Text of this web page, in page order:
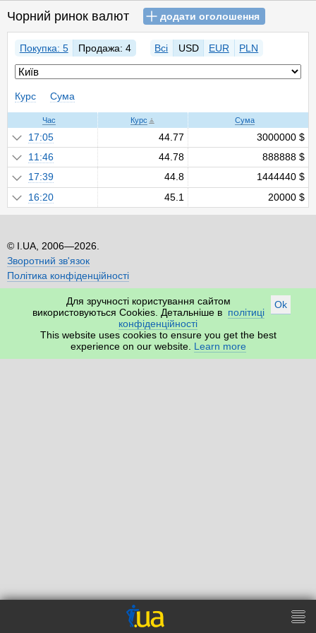
Чорний ринок валют додати оголошення
Покупка: 5 Продажа: 4 Всі USD EUR PLN
Курс Сума
Час Курс Сума
17:05 44.77
3000000 $
11:46
44.78
888888 $
17:39
44.8
1444440 $
16:20
45.1 20000 $
I.UA, 2006—2026.
Зворотний зв'язок
Політика конфіденційності
Ok
Для зручності користування сайтом
використовуються Cookies. Детальніше в політиці
конфіденційності
This website uses cookies to ensure you get the best
experience on our website. Learn more